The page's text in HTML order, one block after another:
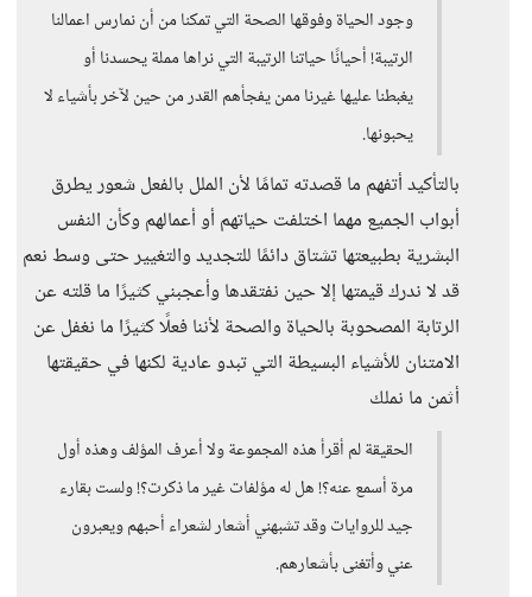
وجود الحياة وفوقها الصحة التي تمكنا من أن نمارس اعمالنا
الرتيبة! أحيانًا حياتنا الرتيبة التي نراها مملة يحسدنا أو
يغبطنا عليها غيرنا ممن يفجأهم القدر من حين لآخر بأشياء لا
يحبونها.
بالتأكيد أتفهم ما قصدته تمامًا لأن الملل بالفعل شعور يطرق
أبواب الجميع مهما اختلفت حياتهم أو أعمالهم وكأن النفس
البشرية بطبيعتها تشتاق دائمًا للتجديد والتغيير حتى وسط نعم
قد لا ندرك قيمتها إلا حين نفتقدها وأعجبني كثيرًا ما قلته عن
الرتابة المصحوبة بالحياة والصحة لأننا فعلًا كثيرًا ما نغفل عن
الامتنان للأشياء البسيطة التي تبدو عادية لكنها في حقيقتها
أثمن ما نملك
الحقيقة لم أقرأ هذه المجموعة ولا أعرف المؤلف وهذه أول
مرة أسمع عنه؟! هل له مؤلفات غير ما ذكرت؟! ولست بقارء
جيد للروايات وقد تشبهني أشعار لشعراء أحبهم ويعبرون
عني وأتغنى بأشعارهم.